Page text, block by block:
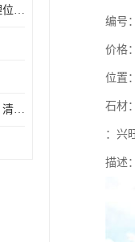
蔡甸区墓地 长眠之地 地理位置好
洪山区墓地电话 静谧清幽 清净雅致
编号
价格
位置
石材
：兴
描述